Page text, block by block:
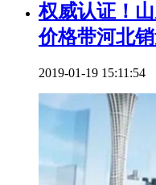
权威认证！
价格带河北
2019-01-19 15:11:54